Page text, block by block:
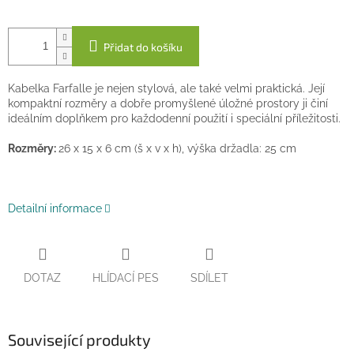
Přidat do košíku
Kabelka Farfalle je nejen stylová, ale také velmi praktická. Její
kompaktní rozměry a dobře promyšlené úložné prostory ji činí
ideálním doplňkem pro každodenní použití i speciální příležitosti.
Rozměry:26 x 15 x 6 cm (š x v x h), výška držadla: 25 cm
Detailní informace
DOTAZ HLÍDACÍ PES SDÍLET
Související produkty